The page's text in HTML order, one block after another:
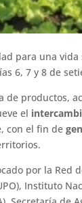
para una vida
6, 7 y 8 de
de productos,
el
con el fin de
por la Red
Instituto